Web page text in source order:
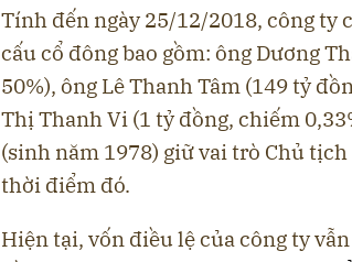
Tính đến ngày 25/12/2018, công ty
cấu cổ đông bao gồm: ông Dương
50%), ông Lê Thanh Tâm (149 tỷ
Thị Thanh Vi (1 tỷ đồng, chiếm
(sinh năm 1978) giữ vai trò Chủ
thời điểm đó.
Hiện tại, vốn điều lệ của công ty